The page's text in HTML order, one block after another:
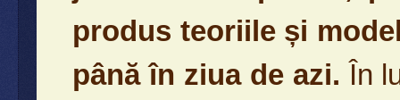
produs teoriile și
până în ziua de azi. În